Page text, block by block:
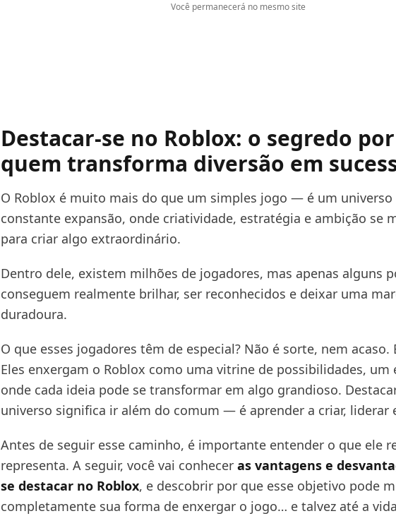
Você permanecerá no mesmo site
Destacar-se no Roblox: o segredo
quem transforma diversão em
O Roblox é muito mais do que um simples jogo — é um universo
constante expansão, onde criatividade, estratégia e ambição se
para criar algo extraordinário.
Dentro dele, existem milhões de jogadores, mas apenas alguns
conseguem realmente brilhar, ser reconhecidos e deixar uma
duradoura.
O que esses jogadores têm de especial? Não é sorte, nem acaso.
Eles enxergam o Roblox como uma vitrine de possibilidades, um
onde cada ideia pode se transformar em algo grandioso.
universo significa ir além do comum — é aprender a criar, liderar
Antes de seguir esse caminho, é importante entender o que ele
representa. A seguir, você vai conhecer as vantagens e
se destacar no Roblox, e descobrir por que esse objetivo pode
completamente sua forma de enxergar o jogo… e talvez até a